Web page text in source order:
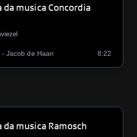
da musica Concordia
- Jacob de Haan 8:22
da musica Ramosch